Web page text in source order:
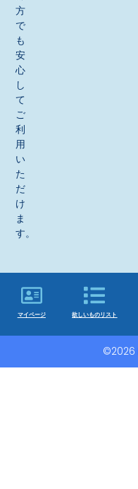
方
で
も
安
心
し
て
ご
利
用
い
た
だ
け
ま
す。
マイページ 欲しいものリスト
©2026